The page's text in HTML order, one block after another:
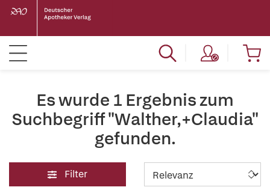
Es wurde 1 Ergebnis zum
Suchbegriff "Walther,+Claudia"
gefunden.
Filter